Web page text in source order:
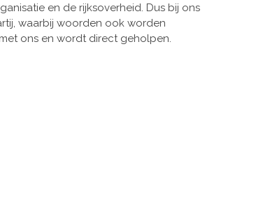
en de rijksoverheid. Dus bij ons
waarbij woorden ook worden
ons en wordt direct geholpen.